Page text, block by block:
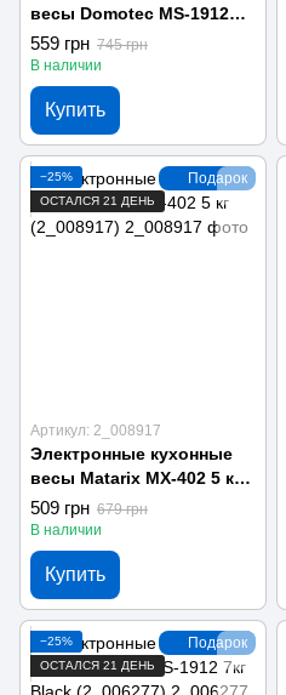
весы Domotec MS-1912
(2_006344)
559 грн 745 грн
В наличии
Купить
Подарок
−25%
ОСТАЛСЯ 21 ДЕНЬ
Артикул: 2_008917
Электронные кухонные
весы Matarix MX-402 5 кг
(2_008917)
509 грн 679 грн
В наличии
Купить
Подарок
−25%
ОСТАЛСЯ 21 ДЕНЬ